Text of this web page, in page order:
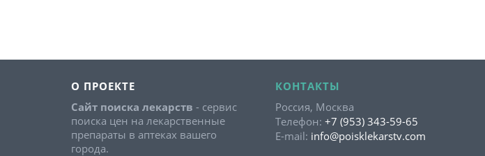
О ПРОЕКТЕ
Сайт поиска лекарств - сервис
поиска цен на лекарственные
препараты в аптеках вашего
города.
КОНТАКТЫ
Россия, Москва
Телефон: +7 (953) 343-59-65
E-mail: info@poisklekarstv.com